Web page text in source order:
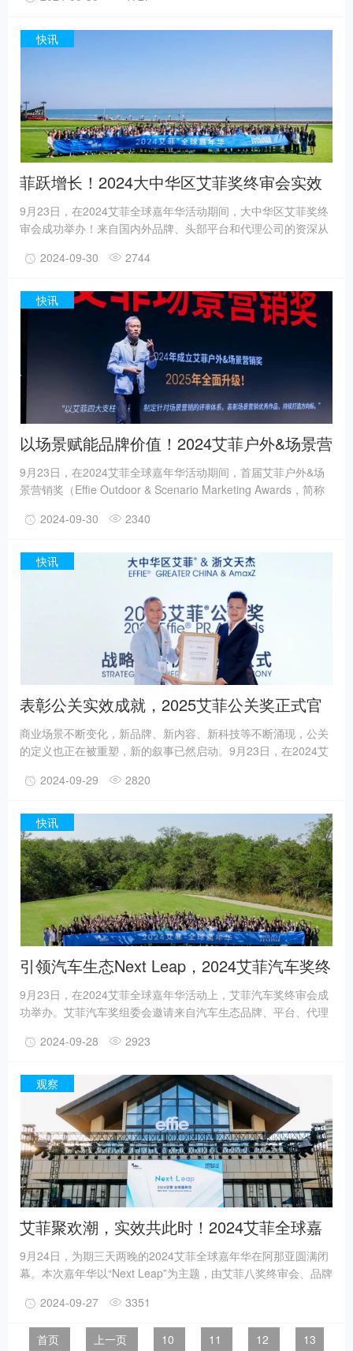
是大中华区艾菲体系之中的一个全新奖项，基于艾菲五十多年来
快讯
菲跃增长！2024大中华区艾菲奖终审会实效
收官！
9月23日，在2024艾菲全球嘉年华活动期间，大中华区艾菲奖终
审会成功举办！来自国内外品牌、头部平台和代理公司的资深从
进行评审和打分，共同评选出2024年度等级奖获奖作品。菲跃增
市场特色营销领域，设立八大专项赛道。同时，基于对行业营销
态势和垂直领域营销玩法，设立行业类及专项类共161个参赛类
别。最终，最终，在众多国际和本土代理公司和互联网媒体平台
参赛基础上，迎来新参赛品牌200余家。
2024-09-30 2744
快讯
以场景赋能品牌价值！2024艾菲户外&场景营
销奖终审会成功举办！
9月23日，在2024艾菲全球嘉年华活动期间，首届艾菲户外&场
景营销奖（Effie Outdoor & Scenario Marketing Awards，简称
和代理公司的资深从业者相聚阿那亚，以“艾菲四大支柱”黄金标
获奖作品得主。
2024-09-30 2340
快讯
表彰公关实效成就，2025艾菲公关奖正式官
宣！
商业场景不断变化，新品牌、新内容、新科技等不断涌现，公关
的定义也正在被重塑，新的叙事已然启动。9月23日，在2024艾
作，正式宣布2025年启动艾菲公关奖（Effie PR Awards），通
行业营销生态持续进步。作为推动实效营销的全球化平台，艾菲
奖经过56多年的发展，目前已在125个国家的地区评审和颁奖。
2024-09-29 2820
快讯
引领汽车生态Next Leap，2024艾菲汽车奖终
审会成功举办！
9月23日，在2024艾菲全球嘉年华活动上，艾菲汽车奖终审会成
功举办。艾菲汽车奖组委会邀请来自汽车生态品牌、平台、代理
汽车生态领域的实效案例作品。表彰汽车生态中的每一种实效探
普及，整个汽车生态正经历一场翻天覆地的变革。在这样的背景
下，汽车生态相关从业者的实效探索，正是艾菲汽车奖所要表彰
的目标和对象，激励行业加速“驶”向未来。
2024-09-28 2923
观察
艾菲聚欢潮，实效共此时！2024艾菲全球嘉
年华精彩回顾
9月24日，为期三天两晚的2024艾菲全球嘉年华在阿那亚圆满闭
幕。本次嘉年华以“Next Leap”为主题，由艾菲八奖终审会、品牌
成，汇集了众多业界精英和合作伙伴，为参与企业和到场嘉宾带
来一场品牌盛事、营销盛举、合作盛宴、对接盛典和休闲盛会，
也为行业高质量发展注入“新动能”。
2024-09-27 3351
首页 上一页 10 11 12
13